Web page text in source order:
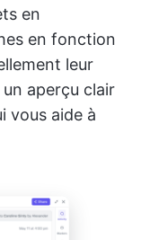
en
en fonction
leur
aperçu clair
vous aide à